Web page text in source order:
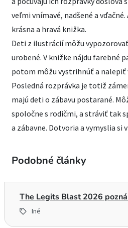
veľmi vnímavé, nadšené a
krásna a hravá knižka.
Deti z ilustrácií môžu
urobené. V knižke nájdu farebné
potom môžu vystrihnúť a nalepiť
Posledná rozprávka je totiž
majú deti o zábavu postarané.
spoločne s rodičmi, a stráviť tak
a zábavne. Dotvoria a vymyslia
Podobné články
The Legits Blast 2026
Iné